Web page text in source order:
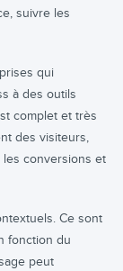
suivre les
qui
à des outils
complet et très
des visiteurs,
les conversions et
Ce sont
fonction du
peut